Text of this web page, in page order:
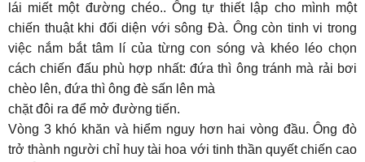
lái miết một đường chéo.. Ông tự thiết lập cho mình một
chiến thuật khi đối diện với sông Đà. Ông còn tinh vi trong
việc nắm bắt tâm lí của từng con sóng và khéo léo chọn
cách chiến đấu phù hợp nhất: đứa thì ông tránh mà rải bơi
chèo lên, đứa thì ông đè sấn lên mà
chặt đôi ra để mở đường tiến.
Vòng 3 khó khăn và hiểm nguy hơn hai vòng đầu. Ông đò
trở thành người chỉ huy tài hoa với tinh thần quyết chiến cao